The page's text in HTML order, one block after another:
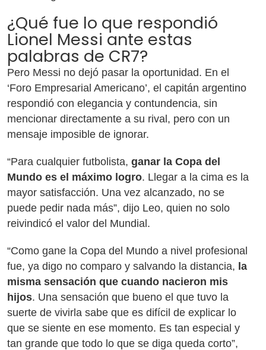
¿Qué fue lo que respondió
Lionel Messi ante estas
palabras de CR7?
Pero Messi no dejó pasar la oportunidad. En el
‘Foro Empresarial Americano’, el capitán argentino
respondió con elegancia y contundencia, sin
mencionar directamente a su rival, pero con un
mensaje imposible de ignorar.
“Para cualquier futbolista, ganar la Copa del
Mundo es el máximo logro. Llegar a la cima es la
mayor satisfacción. Una vez alcanzado, no se
puede pedir nada más”, dijo Leo, quien no solo
reivindicó el valor del Mundial.
“Como gane la Copa del Mundo a nivel profesional
fue, ya digo no comparo y salvando la distancia, la
misma sensación que cuando nacieron mis
hijos. Una sensación que bueno el que tuvo la
suerte de vivirla sabe que es difícil de explicar lo
que se siente en ese momento. Es tan especial y
tan grande que todo lo que se diga queda corto”,